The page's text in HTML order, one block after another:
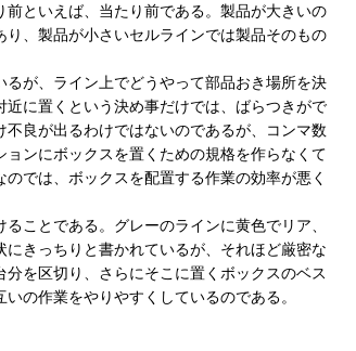
といえば、当たり前である。製品が大きいの
、製品が小さいセルラインでは製品そのもの
が、ライン上でどうやって部品おき場所を決
に置くという決め事だけでは、ばらつきがで
良が出るわけではないのであるが、コンマ数
ンにボックスを置くための規格を作らなくて
では、ボックスを配置する作業の効率が悪く
ことである。グレーのラインに黄色でリア、
きっちりと書かれているが、それほど厳密な
を区切り、さらにそこに置くボックスのベス
の作業をやりやすくしているのである。